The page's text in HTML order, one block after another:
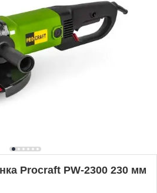
Procraft PW-2300 230 мм